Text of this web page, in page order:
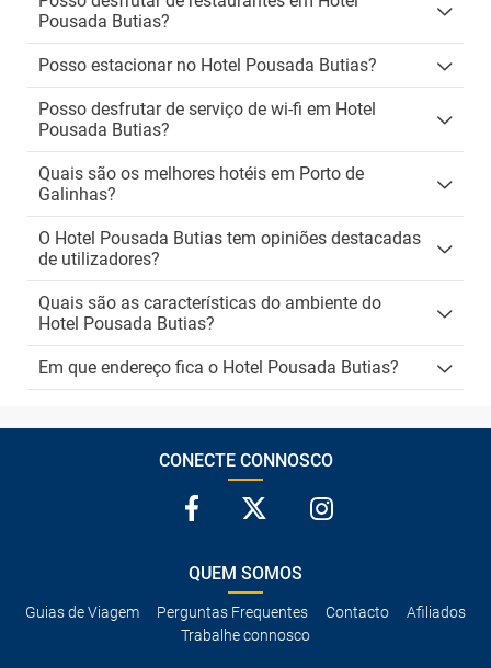
Pousada Butias?
Posso estacionar no Hotel Pousada Butias?
Posso desfrutar de serviço de wi-fi em Hotel
Pousada Butias?
Quais são os melhores hotéis em Porto de
Galinhas?
O Hotel Pousada Butias tem opiniões destacadas
de utilizadores?
Quais são as características do ambiente do
Hotel Pousada Butias?
Em que endereço fica o Hotel Pousada Butias?
CONECTE CONNOSCO
QUEM SOMOS
Guias de Viagem Perguntas Frequentes Contacto
Afiliados
Trabalhe connosco